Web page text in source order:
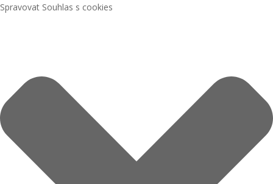
Spravovat Souhlas s cookies